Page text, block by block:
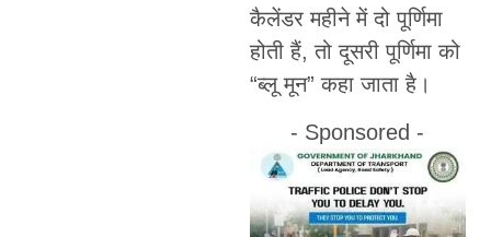
कैलेंडर महीने में दो पूर्णिमा
होती हैं, तो दूसरी पूर्णिमा को
“ब्लू मून” कहा जाता है।
- Sponsored -